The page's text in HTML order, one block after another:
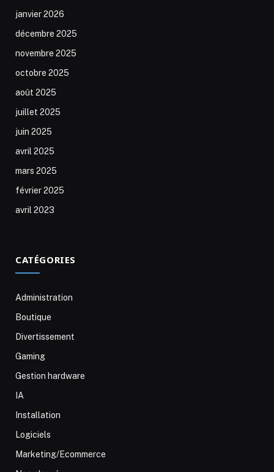
janvier 2026
décembre 2025
novembre 2025
octobre 2025
août 2025
juillet 2025
juin 2025
avril 2025
mars 2025
février 2025
avril 2023
CATÉGORIES
Administration
Boutique
Divertissement
Gaming
Gestion hardware
IA
Installation
Logiciels
Marketing/Ecommerce